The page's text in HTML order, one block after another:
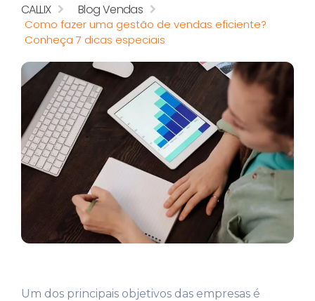
CALLIX Blog Vendas
Como fazer uma gestão de vendas eficiente?
Conheça 7 dicas especiais
Um dos principais objetivos das empresas é